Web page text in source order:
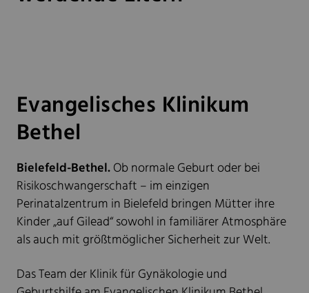
Evangelisches Klinikum
Bethel
Bielefeld-Bethel.Ob normale Geburt oder bei
Risikoschwangerschaft – im einzigen
Perinatalzentrum in Bielefeld bringen Mütter ihre
Kinder „auf Gilead“ sowohl in familiärer Atmosphäre
als auch mit größtmöglicher Sicherheit zur Welt.
Das Team der Klinik für Gynäkologie und